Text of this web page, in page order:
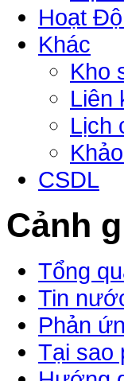
Hoạt
Khác
Kho
Liên
Lịch
CSDL
Cảnh
Tổng
Tin
Phản
Tại sao